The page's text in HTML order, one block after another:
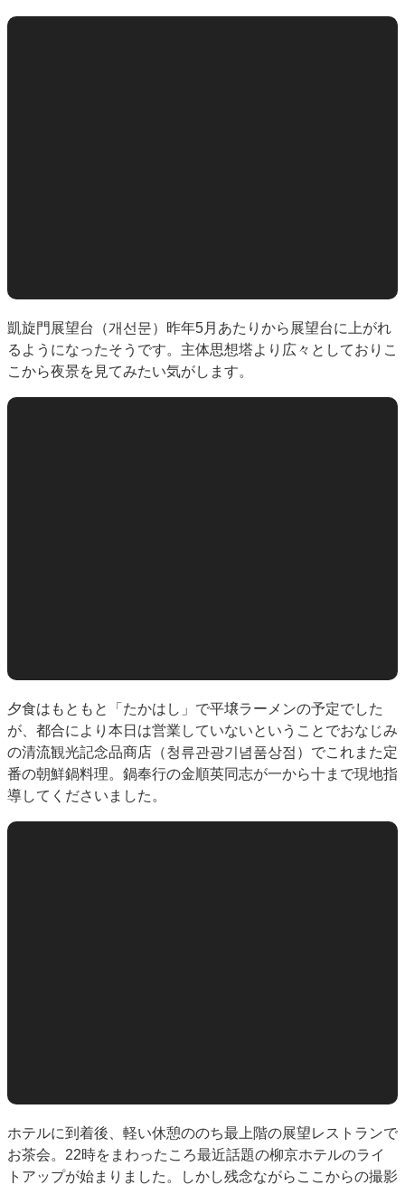
凱旋門展望台（개선문）昨年5月あたりから展望台に上がれ
るようになったそうです。主体思想塔より広々としておりこ
こから夜景を見てみたい気がします。
夕食はもともと「たかはし」で平壌ラーメンの予定でした
が、都合により本日は営業していないということでおなじみ
の清流観光記念品商店（청류관광기념품상점）でこれまた定
番の朝鮮鍋料理。鍋奉行の金順英同志が一から十まで現地指
導してくださいました。
ホテルに到着後、軽い休憩ののち最上階の展望レストランで
お茶会。22時をまわったころ最近話題の柳京ホテルのライ
トアップが始まりました。しかし残念ながらここからの撮影